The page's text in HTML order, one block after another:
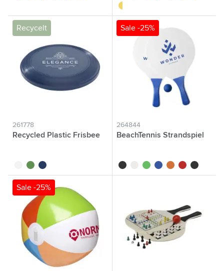
blanc/jaune
Recycelt
261778
Recycled Plastic Frisbee
blancvert bleu
Sale -25%
264844
BeachTennis Strandspiel
noir blancvert bleu orangerougenoir/noir
Sale -25%